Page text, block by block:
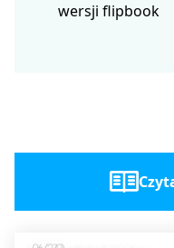
wersji flipbook